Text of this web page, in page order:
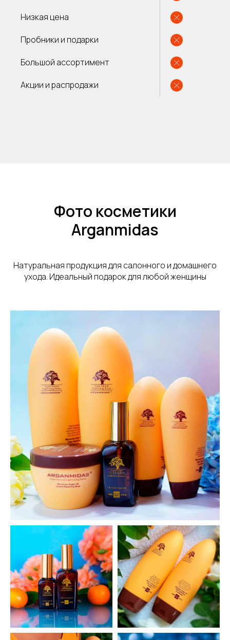
Низкая цена
Пробники и подарки
Большой ассортимент
Акции и распродажи
Фото косметики
Arganmidas
Натуральная продукция для салонного и домашнего
ухода. Идеальный подарок для любой женщины